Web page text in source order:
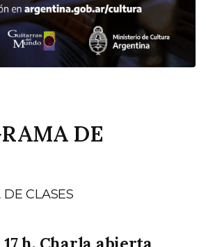
DE
CLASES